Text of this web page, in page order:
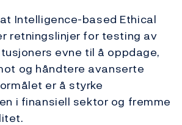
Intelligence-based Ethical
retningslinjer for testing av
evne til å oppdage,
og håndtere avanserte
er å styrke
i finansiell sektor og fremme